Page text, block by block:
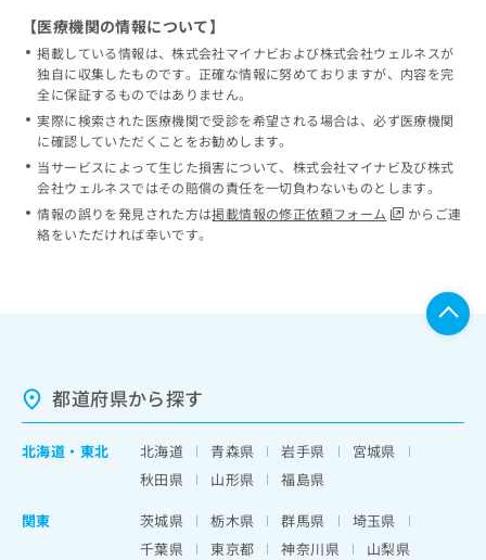
【医療機関の情報について】
掲載している情報は、株式会社マイナビおよび株式会社ウェルネスが
独自に収集したものです。正確な情報に努めておりますが、内容を完
全に保証するものではありません。
実際に検索された医療機関で受診を希望される場合は、必ず医療機関
に確認していただくことをお勧めします。
当サービスによって生じた損害について、株式会社マイナビ及び株式
会社ウェルネスではその賠償の責任を一切負わないものとします。
情報の誤りを発見された方は掲載情報の修正依頼フォーム
からご連
絡をいただければ幸いです。
都道府県から探す
北海道 ・ 東北 北海道 青森県 岩手県
宮城県
秋田県
山形県
福島県
関東
茨城県 栃木県 群馬県
埼玉県
千葉県
東京都 神奈川県
山梨県